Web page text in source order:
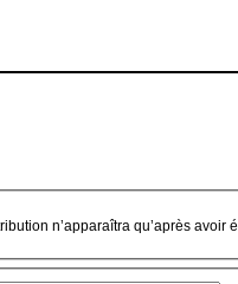
n’apparaîtra qu’après avoir